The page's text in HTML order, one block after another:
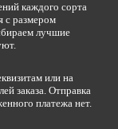
каждого сорта
с размером
лучшие
или на
заказа. Отправка
платежа нет.